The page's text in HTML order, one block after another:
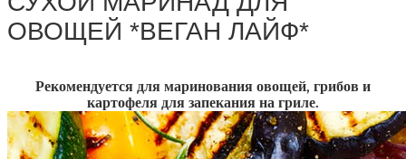
ОВОЩЕЙ *ВЕГАН ЛАЙФ*
Рекомендуется для маринования овощей, грибов и
картофеля для запекания на гриле.